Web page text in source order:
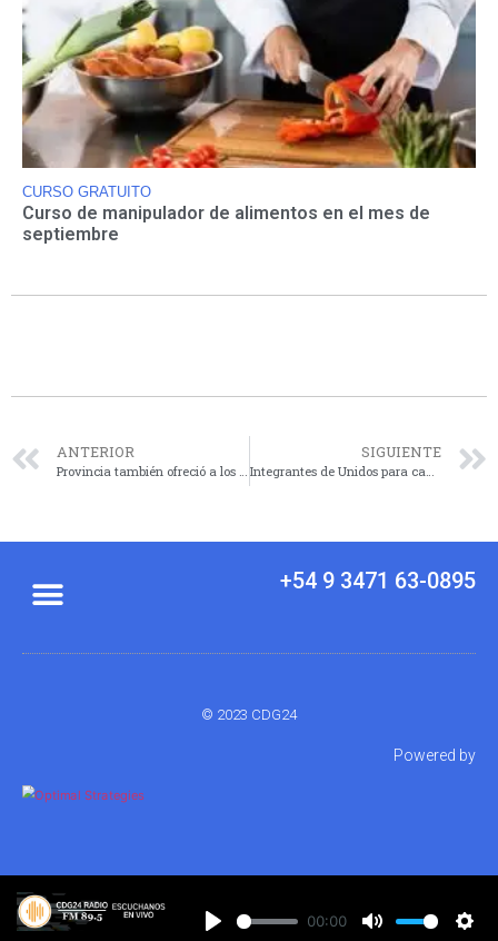
CURSO GRATUITO
Curso de manipulador de alimentos en el mes de
septiembre
ANTERIOR
Provincia también ofreció a los docentes una compensación por los meses anteriores y un 8 % de aumento trimestral
SIGUIENTE
Integrantes de Unidos para cambiar Santa Fe local se expresan a favor de «Ficha Limpia»
+54 9 3471 63-0895
© 2023 CDG24
Powered by
00:00